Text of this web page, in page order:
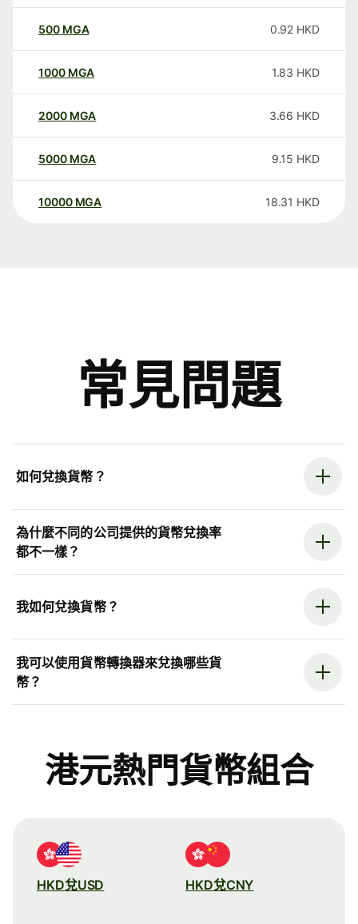
500 MGA 0.92 HKD
1000 MGA 1.83 HKD
2000 MGA 3.66 HKD
5000 MGA 9.15 HKD
10000 MGA 18.31 HKD
常見問題
如何兌換貨幣？
為什麼不同的公司提供的貨幣兌換率
都不一樣？
我如何兌換貨幣？
我可以使用貨幣轉換器來兌換哪些貨
幣？
港元熱門貨幣組合
HKD兌USD HKD兌CNY